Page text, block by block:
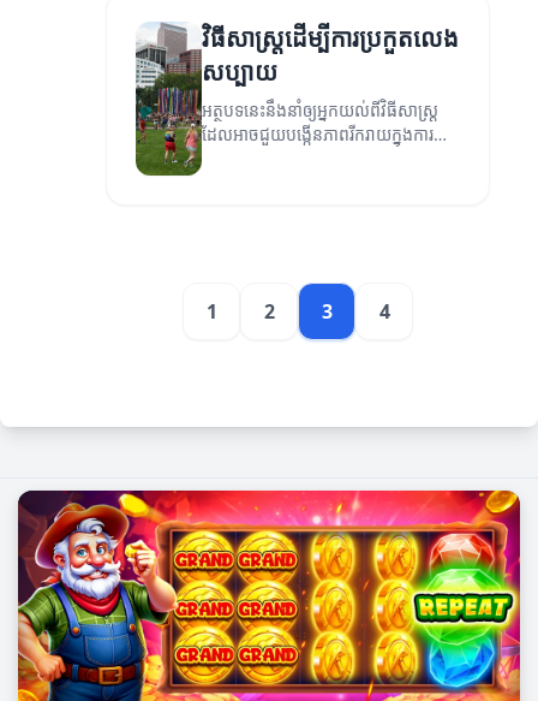
វិធីសាស្ត្រ​ដើម្បី​ការ​ប្រកួត​លេង​
សប្បាយ
អត្ថបទនេះនឹងនាំឲ្យអ្នកយល់ពីវិធីសាស្ត្រ
ដែលអាចជួយបង្កើនភាពរីករាយក្នុងការ
1 2 3 4